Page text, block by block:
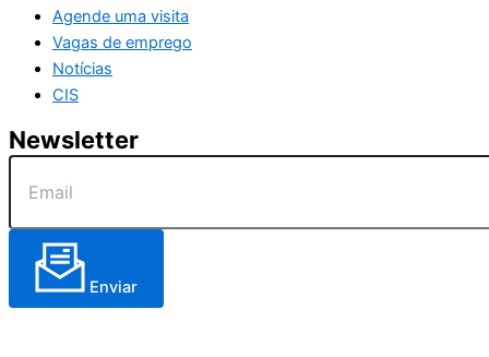
Agende uma visita
Vagas de emprego
Notícias
CIS
Newsletter
Enviar